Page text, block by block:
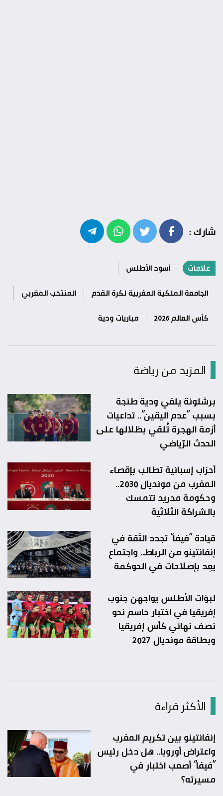
شارك :
علامات
أسود الأطلس
الجامعة الملكية المغربية لكرة القدم
المنتخب المغربي
كأس العالم 2026
مباريات ودية
المزيد من رياضة
برشلونة يلغي ودية طنجة
بسبب “عدم اليقين”.. تداعيات
أزمة الهجرة تُلقي بظلالها على
الحدث الرّياضي
أحزاب إسبانية تطالب بإقصاء
المغرب من مونديال 2030..
وحكومة مدريد تتمسك
بالشراكة الثلاثية
قيادة “فيفا” تجدد الثقة في
إنفانتينو من الرباط.. واجتماع
يعِد بإصلاحات في الحوكمة
لبؤات الأطلس يواجهن جنوب
إفريقيا في اختبار حاسم نحو
نصف نهائي كأس إفريقيا
وبطاقة مونديال 2027
الأكثر قراءة
إنفانتينو بين تكريم المغرب
واعتراض أوروبا.. هل دخل رئيس
“فيفا” أصعب اختبار في
مسيرته؟